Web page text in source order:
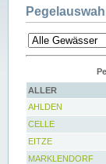
ALLER
AHLDEN
CELLE
EITZE
MARKLENDORF